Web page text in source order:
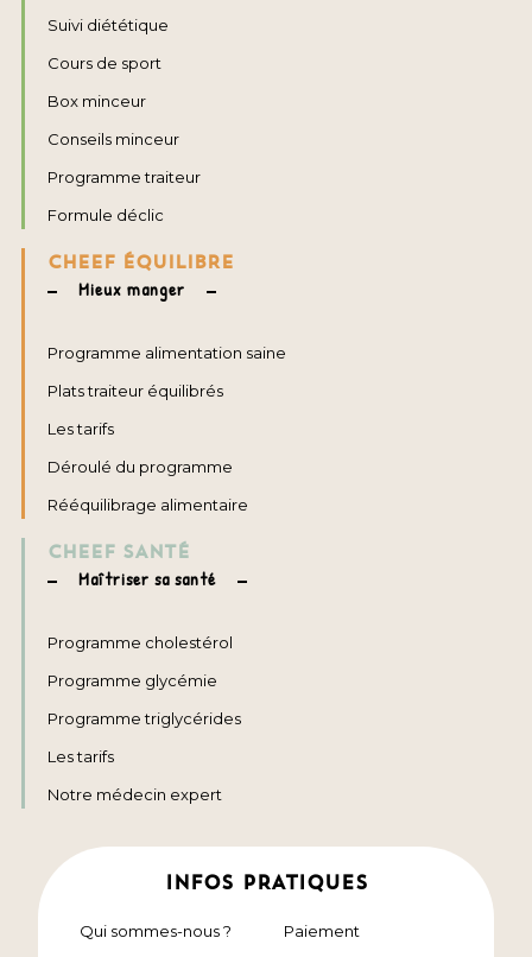
Suivi diététique
Cours de sport
Box minceur
Conseils minceur
Programme traiteur
Formule déclic
CHEEF ÉQUILIBRE
Mieux manger
Programme alimentation saine
Plats traiteur équilibrés
Les tarifs
Déroulé du programme
Rééquilibrage alimentaire
CHEEF SANTÉ
Maîtriser sa santé
Programme cholestérol
Programme glycémie
Programme triglycérides
Les tarifs
Notre médecin expert
INFOS PRATIQUES
Qui sommes-nous ? Paiement